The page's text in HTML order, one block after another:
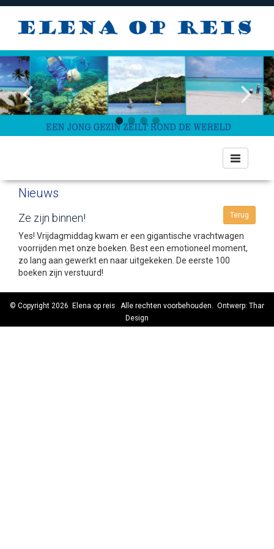
Toggle
navigation
Nieuws
Terug
Ze zijn binnen!
Yes! Vrijdagmiddag kwam er een gigantische vrachtwagen
voorrijden met onze boeken. Best een emotioneel moment,
zo lang aan gewerkt en naar uitgekeken. De eerste 100
boeken zijn verstuurd!
© Copyright 2026 Elena op reis Alle rechten voorbehouden. Ontwerp: Thar
Design